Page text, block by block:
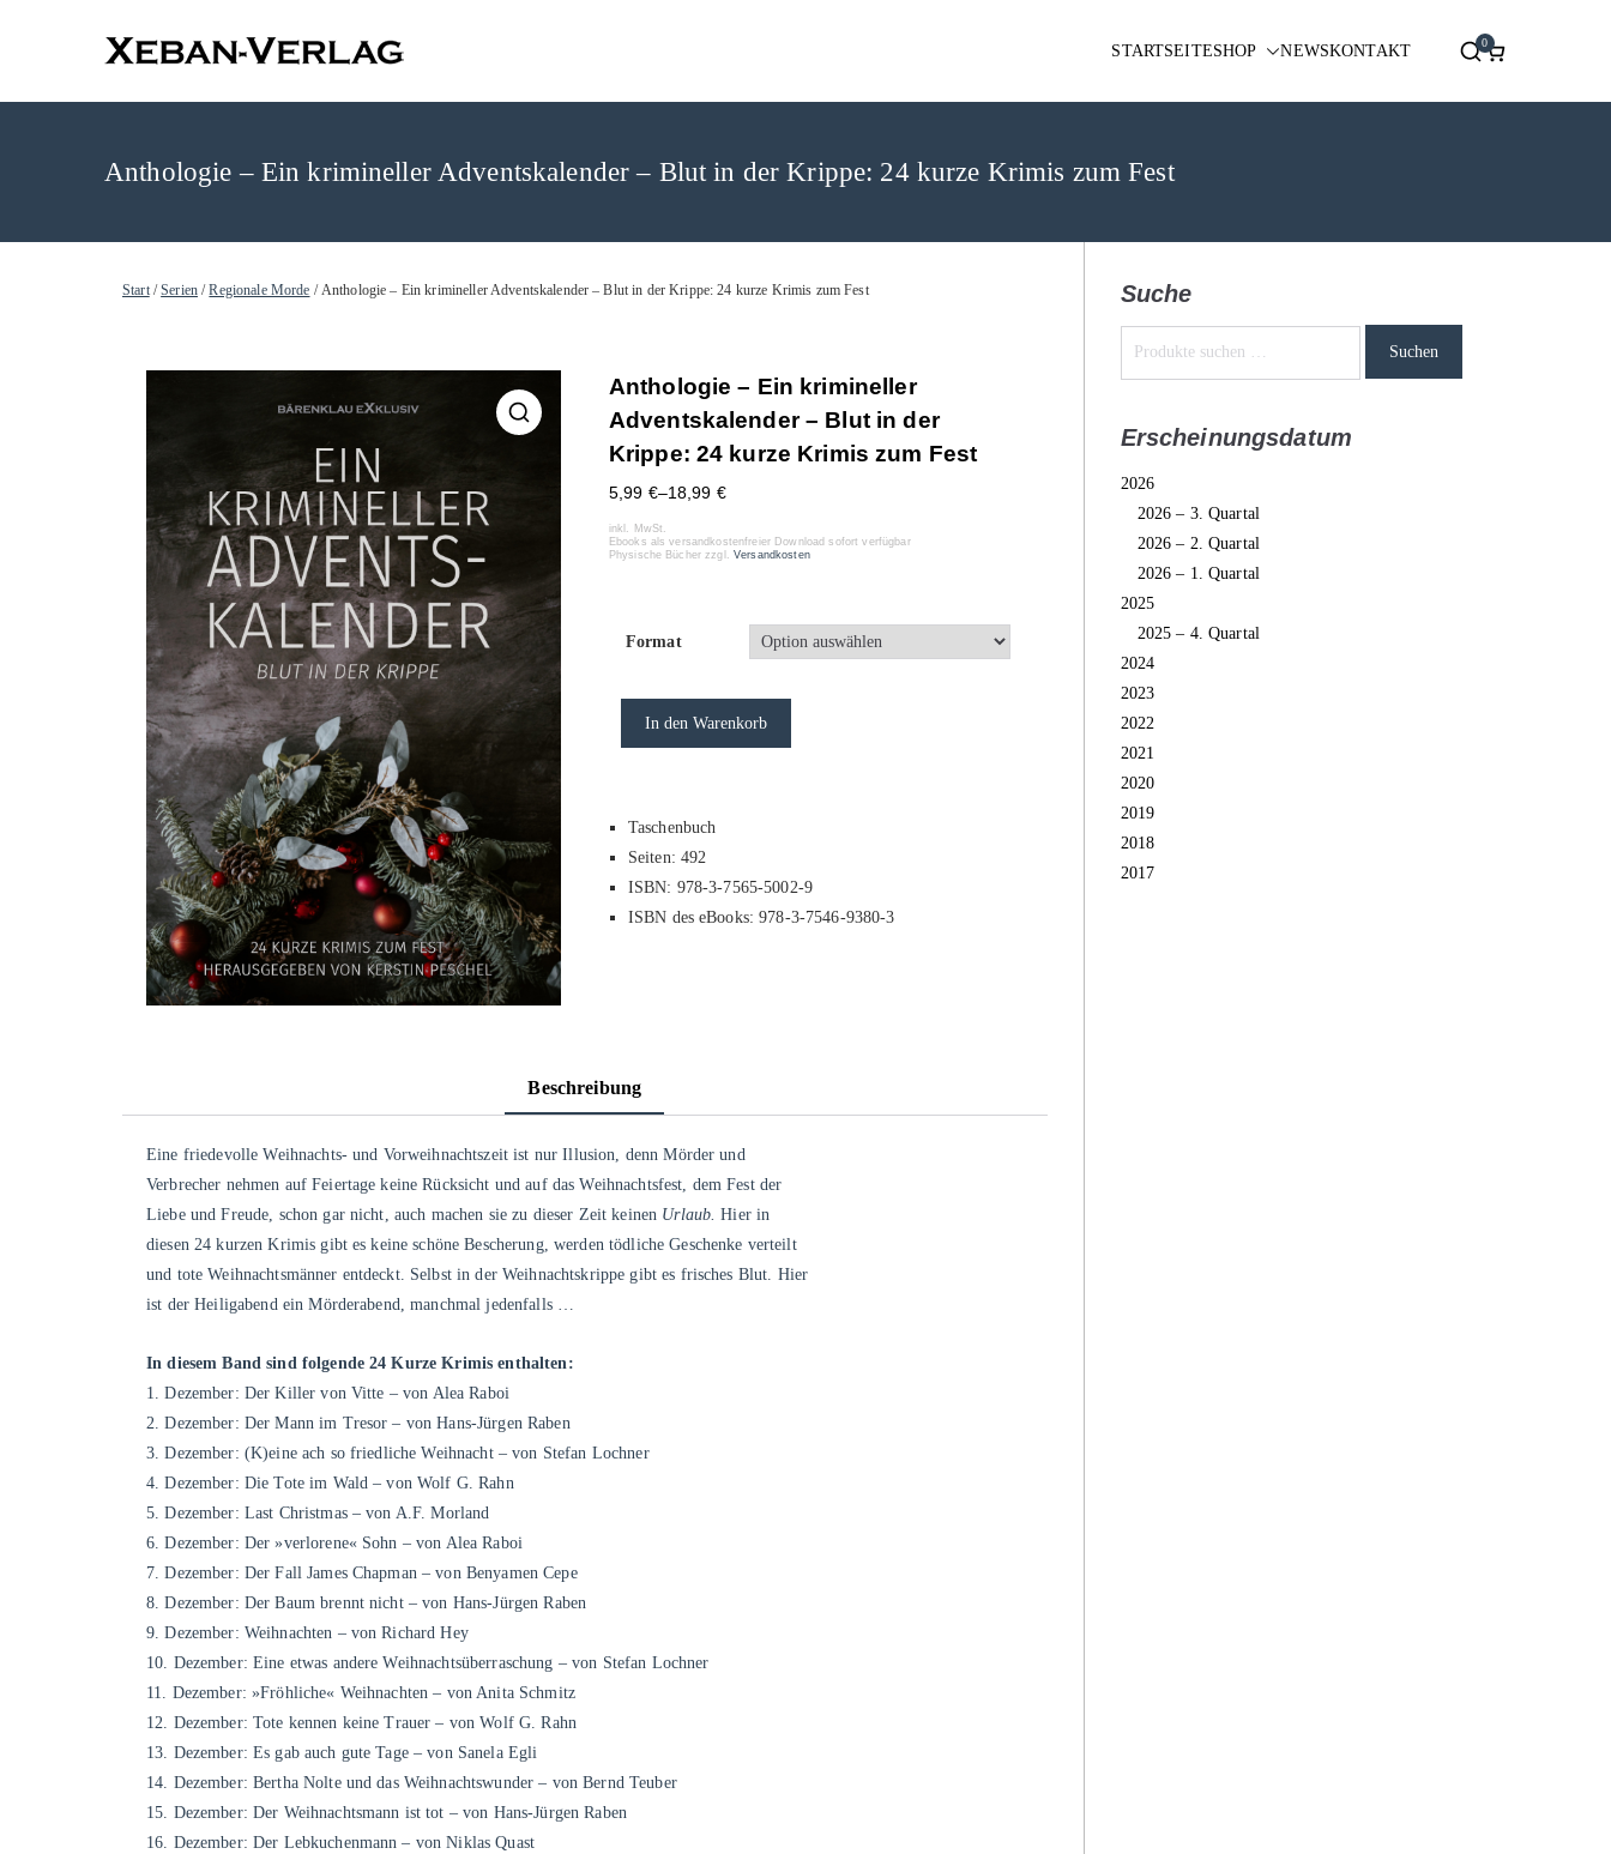
STARTSEITESHOP NEWSKONTAKT 0
Anthologie – Ein krimineller Adventskalender – Blut in der Krippe: 24 kurze Krimis zum Fest
Start/Serien/Regionale Morde / Anthologie – Ein krimineller Adventskalender – Blut in der Krippe: 24 kurze Krimis zum Fest
Anthologie – Ein krimineller
Adventskalender – Blut in der
Krippe: 24 kurze Krimis zum Fest
5,99 €–18,99 €
inkl. MwSt.
Ebooks als versandkostenfreier Download sofort verfügbar
Physische Bücher zzgl.Versandkosten
Format
In den Warenkorb
Taschenbuch
Seiten: 492
ISBN: 978-3-7565-5002-9
ISBN des eBooks: 978-3-7546-9380-3
Beschreibung
Eine friedevolle Weihnachts- und Vorweihnachtszeit ist nur Illusion, denn Mörder und
Verbrecher nehmen auf Feiertage keine Rücksicht und auf das Weihnachtsfest, dem Fest der
Liebe und Freude, schon gar nicht, auch machen sie zu dieser Zeit keinen Urlaub. Hier in
diesen 24 kurzen Krimis gibt es keine schöne Bescherung, werden tödliche Geschenke verteilt
und tote Weihnachtsmänner entdeckt. Selbst in der Weihnachtskrippe gibt es frisches Blut. Hier
ist der Heiligabend ein Mörderabend, manchmal jedenfalls …
In diesem Band sind folgende 24 Kurze Krimis enthalten:
1. Dezember: Der Killer von Vitte – von Alea Raboi
2. Dezember: Der Mann im Tresor – von Hans-Jürgen Raben
3. Dezember: (K)eine ach so friedliche Weihnacht – von Stefan Lochner
4. Dezember: Die Tote im Wald – von Wolf G. Rahn
5. Dezember: Last Christmas – von A.F. Morland
6. Dezember: Der »verlorene« Sohn – von Alea Raboi
7. Dezember: Der Fall James Chapman – von Benyamen Cepe
8. Dezember: Der Baum brennt nicht – von Hans-Jürgen Raben
9. Dezember: Weihnachten – von Richard Hey
10. Dezember: Eine etwas andere Weihnachtsüberraschung – von Stefan Lochner
11. Dezember: »Fröhliche« Weihnachten – von Anita Schmitz
12. Dezember: Tote kennen keine Trauer – von Wolf G. Rahn
13. Dezember: Es gab auch gute Tage – von Sanela Egli
14. Dezember: Bertha Nolte und das Weihnachtswunder – von Bernd Teuber
15. Dezember: Der Weihnachtsmann ist tot – von Hans-Jürgen Raben
16. Dezember: Der Lebkuchenmann – von Niklas Quast
Suche
Suchen
Erscheinungsdatum
2026
2026 – 3. Quartal
2026 – 2. Quartal
2026 – 1. Quartal
2025
2025 – 4. Quartal
2024
2023
2022
2021
2020
2019
2018
2017